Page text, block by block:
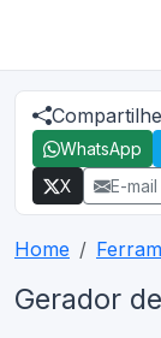
WhatsApp
X
E-mail
Home
Gerador